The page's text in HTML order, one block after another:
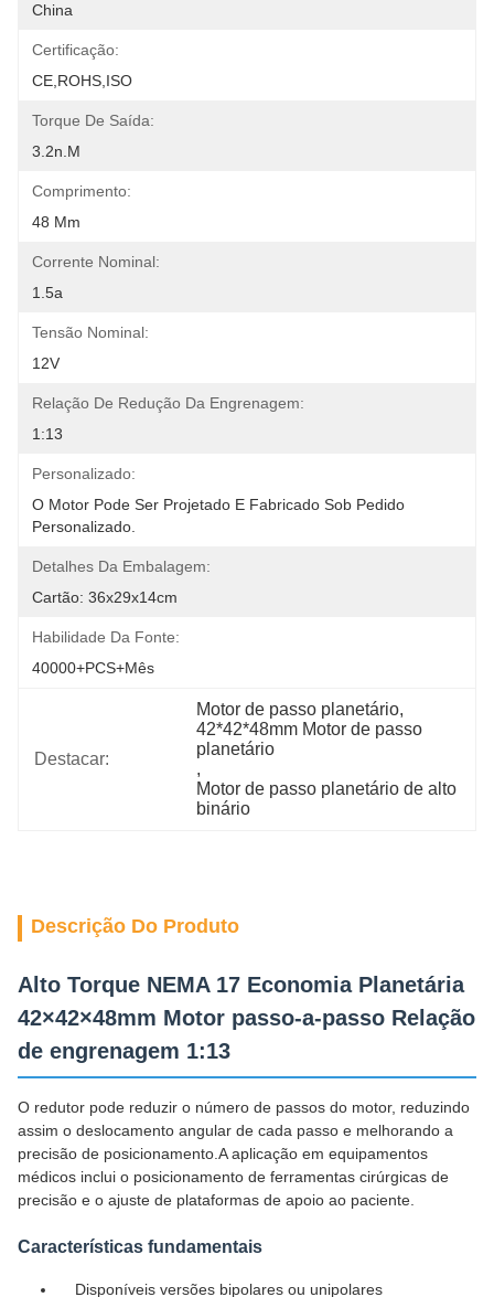
China
Certificação:
CE,ROHS,ISO
Torque De Saída:
3.2n.m
Comprimento:
48 Mm
Corrente Nominal:
1.5a
Tensão Nominal:
12V
Relação De Redução Da Engrenagem:
1:13
Personalizado:
O Motor Pode Ser Projetado E Fabricado Sob Pedido
Personalizado.
Detalhes Da Embalagem:
Cartão: 36x29x14cm
Habilidade Da Fonte:
40000+PCS+Mês
Destacar:
Motor de passo planetário,
42*42*48mm Motor de passo
planetário
,
Motor de passo planetário de alto
binário
Descrição Do Produto
Alto Torque NEMA 17 Economia Planetária
42×42×48mm Motor passo-a-passo Relação
de engrenagem 1:13
O redutor pode reduzir o número de passos do motor, reduzindo
assim o deslocamento angular de cada passo e melhorando a
precisão de posicionamento.A aplicação em equipamentos
médicos inclui o posicionamento de ferramentas cirúrgicas de
precisão e o ajuste de plataformas de apoio ao paciente.
Características fundamentais
Disponíveis versões bipolares ou unipolares